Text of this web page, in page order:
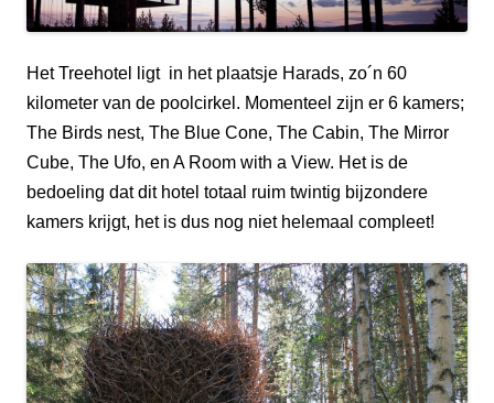
Het Treehotel ligt in het plaatsje Harads, zo´n 60
kilometer van de poolcirkel. Momenteel zijn er 6 kamers;
The Birds nest, The Blue Cone, The Cabin, The Mirror
Cube, The Ufo, en A Room with a View. Het is de
bedoeling dat dit hotel totaal ruim twintig bijzondere
kamers krijgt, het is dus nog niet helemaal compleet!